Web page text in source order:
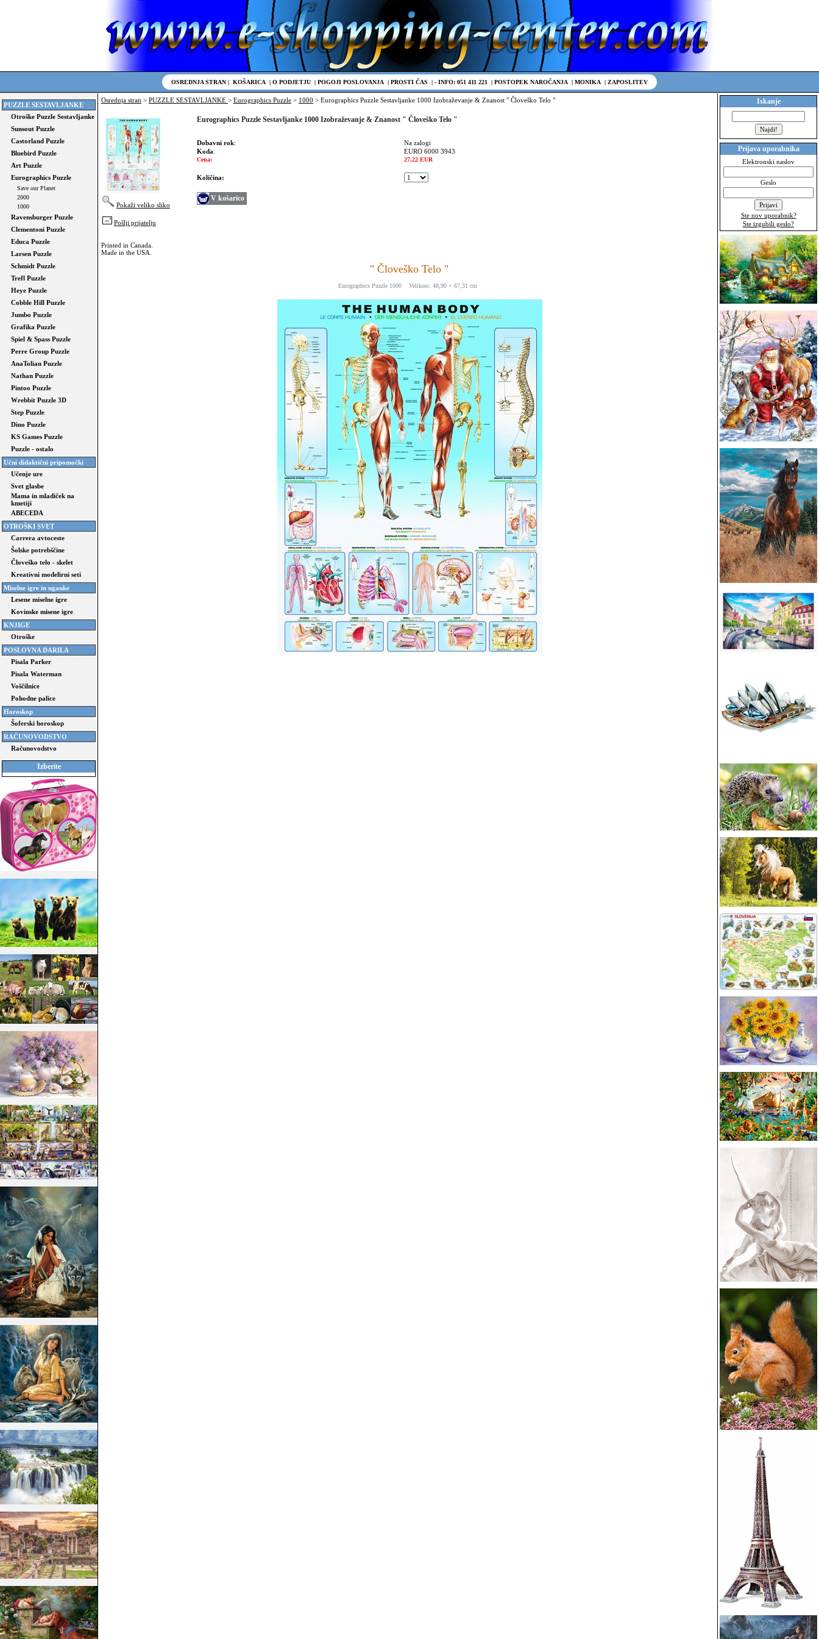
OSREDNJA STRAN | KOŠARICA | O PODJETJU | POGOJI POSLOVANJA | PROSTI ČAS | - INFO: 051 411 221 | POSTOPEK NAROČANJA | MONIKA | ZAPOSLITEV
PUZZLE SESTAVLJANKE
Otroške Puzzle Sestavljanke
Sunsout Puzzle
Castorland Puzzle
Bluebird Puzzle
Art Puzzle
Eurographics Puzzle
Save our Planet
2000
1000
Ravensburger Puzzle
Clementoni Puzzle
Educa Puzzle
Larsen Puzzle
Schmidt Puzzle
Trefl Puzzle
Heye Puzzle
Cobble Hill Puzzle
Jumbo Puzzle
Grafika Puzzle
Spiel & Spass Puzzle
Perre Group Puzzle
AnaTolian Puzzle
Nathan Puzzle
Pintoo Puzzle
Wrebbit Puzzle 3D
Step Puzzle
Dino Puzzle
KS Games Puzzle
Puzzle - ostalo
Učni didaktični pripomočki
Učenje ure
Svet glasbe
Mama in mladiček na
kmetiji
ABECEDA
OTROŠKI SVET
Carrera avtoceste
Šolske potrebščine
Človeško telo - skelet
Kreativni modelirni seti
Miselne igre in uganke
Lesene miselne igre
Kovinske misene igre
KNJIGE
Otroške
POSLOVNA DARILA
Pisala Parker
Pisala Waterman
Voščilnice
Pohodne palice
Horoskop
Šoferski horoskop
RAČUNOVODSTVO
Računovodstvo
Izberite
Osrednja stran > PUZZLE SESTAVLJANKE > Eurographics Puzzle > 1000 > Eurographics Puzzle Sestavljanke 1000 Izobraževanje & Znanost " Človeško Telo "
Pokaži veliko sliko
Pošlji prijatelju
Eurographics Puzzle Sestavljanke 1000 Izobraževanje & Znanost " Človeško Telo "
Dobavni rok:
Na zalogi
Koda: EURO 6000 3943
Cena: 27,22 EUR
Količina:
V košarico
Printed in Canada.
Made in the USA.
" Človeško Telo "
Eurographics Puzzle 1000 Velikost: 48,90 × 67,31 cm
Iskanje
Prijava uporabnika
Elektronski naslov
Geslo
Ste nov uporabnik?
Ste izgubili geslo?